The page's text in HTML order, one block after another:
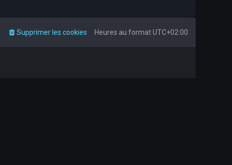
Heures au formatUTC+02:00
Supprimer les cookies